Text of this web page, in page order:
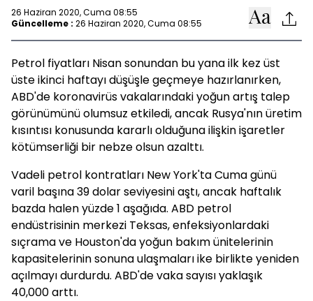
26 Haziran 2020, Cuma 08:55
Güncelleme : 26 Haziran 2020, Cuma 08:55
Petrol fiyatları Nisan sonundan bu yana ilk kez üst
üste ikinci haftayı düşüşle geçmeye hazırlanırken,
ABD'de koronavirüs vakalarındaki yoğun artış talep
görünümünü olumsuz etkiledi, ancak Rusya'nın üretim
kısıntısı konusunda kararlı olduğuna ilişkin işaretler
kötümserliği bir nebze olsun azalttı.
Vadeli petrol kontratları New York'ta Cuma günü
varil başına 39 dolar seviyesini aştı, ancak haftalık
bazda halen yüzde 1 aşağıda. ABD petrol
endüstrisinin merkezi Teksas, enfeksiyonlardaki
sıçrama ve Houston'da yoğun bakım ünitelerinin
kapasitelerinin sonuna ulaşmaları ike birlikte yeniden
açılmayı durdurdu. ABD'de vaka sayısı yaklaşık
40,000 arttı.